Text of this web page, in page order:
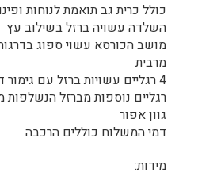
כולל כרית גב תואמת לנוחות
השלדה עשויה ברזל בשילוב עץ
מושב הכורסא עשוי ספוג
מרבית
4 רגליים עשויות ברזל עם גימור דמוי עץ
רגליים נוספות מברזל
גוון אפור
דמי המשלוח כוללים הרכבה
מידות: